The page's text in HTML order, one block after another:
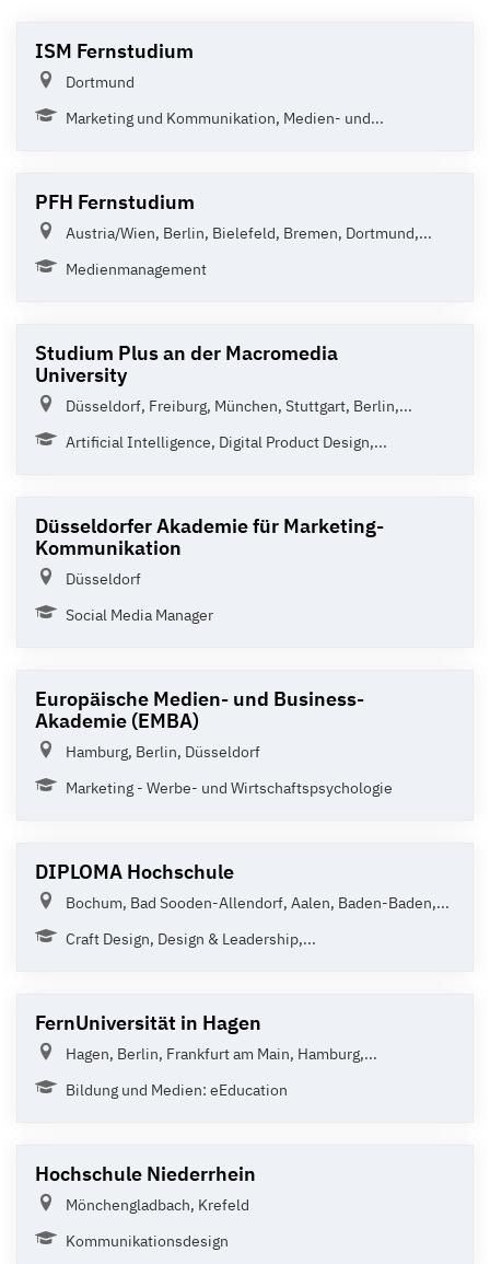
ISM Fernstudium
Dortmund
Marketing und Kommunikation, Medien- und...
PFH Fernstudium
Austria/Wien, Berlin, Bielefeld, Bremen, Dortmund,...
Medienmanagement
Studium Plus an der Macromedia
University
Düsseldorf, Freiburg, München, Stuttgart, Berlin,...
Artificial Intelligence, Digital Product Design,...
Düsseldorfer Akademie für Marketing-
Kommunikation
Düsseldorf
Social Media Manager
Europäische Medien- und Business-
Akademie (EMBA)
Hamburg, Berlin, Düsseldorf
Marketing - Werbe- und Wirtschaftspsychologie
DIPLOMA Hochschule
Bochum, Bad Sooden-Allendorf, Aalen, Baden-Baden,...
Craft Design, Design & Leadership,...
FernUniversität in Hagen
Hagen, Berlin, Frankfurt am Main, Hamburg,...
Bildung und Medien: eEducation
Hochschule Niederrhein
Mönchengladbach, Krefeld
Kommunikationsdesign